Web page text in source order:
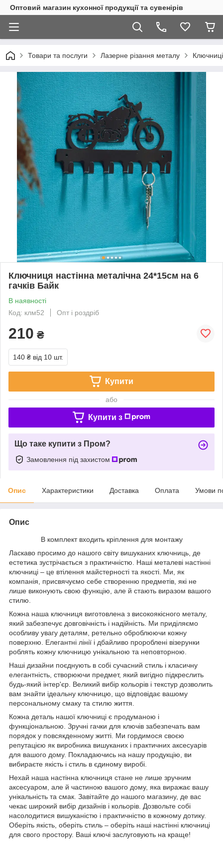
Оптовий магазин кухонної продукції та сувенірів
Товари та послуги Лазерне різання металу
Ключниця настінна металічна 24*15см на 6
гачків Байк
В наявності
Код: клм52
Опт і роздріб
210 ₴
140 ₴ від 10 шт.
Купити
або
Купити з
Що таке купити з Пром?
Замовлення під захистом
Опис Характеристики Доставка Оплата Умови
Опис
В комплект входить кріплення для монтажу
Ласкаво просимо до нашого світу вишуканих ключниць, де
естетика зустрічається з практичністю. Наші металеві настінні
ключниці – це втілення майстерності та якості. Ми, як
компанія, присвячуємо себе створенню предметів, які не
лише виконують свою функцію, але й стають виразом вашого
стилю.
Кожна наша ключниця виготовлена з високоякісного металу,
який забезпечує довговічність і надійність. Ми приділяємо
особливу увагу деталям, ретельно оброблюючи кожну
поверхню. Елегантні лінії і дбайливо пророблені візерунки
роблять кожну ключницю унікальною та неповторною.
Наші дизайни поєднують в собі сучасний стиль і класичну
елегантність, створюючи предмет, який вигідно підкреслить
будь-який інтер'єр. Великий вибір кольорів і текстур дозволить
вам знайти ідеальну ключницю, що відповідає вашому
персональному смаку та стилю життя.
Кожна деталь нашої ключниці є продуманою і
функціональною. Зручні гачки для ключів забезпечать вам
порядок у повсякденному житті. Ми гордимося своєю
репутацією як виробника вишуканих і практичних аксесуарів
для вашого дому. Покладаючись на нашу продукцію, ви
вибираєте якість і стиль в єдиному виробі.
Нехай наша настінна ключниця стане не лише зручним
аксесуаром, але й частиною вашого дому, яка виражає вашу
унікальність та смак. Завітайте до нашого магазину, де вас
чекає широкий вибір дизайнів і кольорів. Дозвольте собі
насолодитися вишуканістю і практичністю в кожному дотику.
Оберіть якість, оберіть стиль – оберіть наші настінні ключниці
для свого простору. Ваші ключі заслуговують на краще!